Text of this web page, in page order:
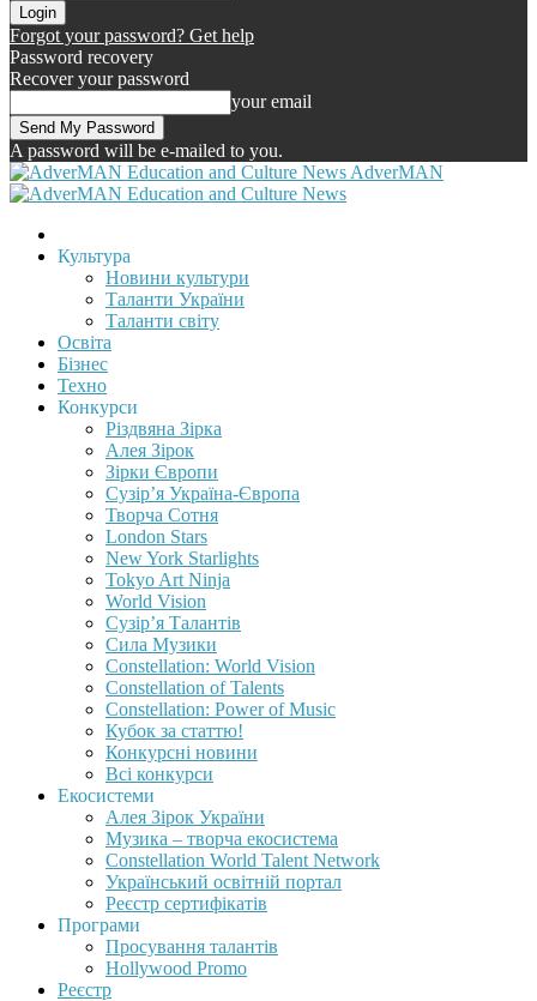
Forgot your password? Get help
Password recovery
Recover your password
your email
A password will be e-mailed to you.
AdverMAN
Культура
Новини культури
Таланти України
Таланти світу
Освіта
Бізнес
Техно
Конкурси
Різдвяна Зірка
Алея Зірок
Зірки Європи
Сузір’я Україна-Європа
Творча Сотня
London Stars
New York Starlights
Tokyo Art Ninja
World Vision
Сузір’я Талантів
Сила Музики
Constellation: World Vision
Constellation of Talents
Constellation: Power of Music
Кубок за статтю!
Конкурсні новини
Всі конкурси
Екосистеми
Алея Зірок України
Музика – творча екосистема
Constellation World Talent Network
Український освітній портал
Реєстр сертифікатів
Програми
Просування талантів
Hollywood Promo
Реєстр